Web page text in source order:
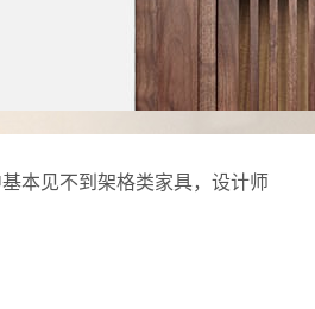
本见不到架格类家具，设计师